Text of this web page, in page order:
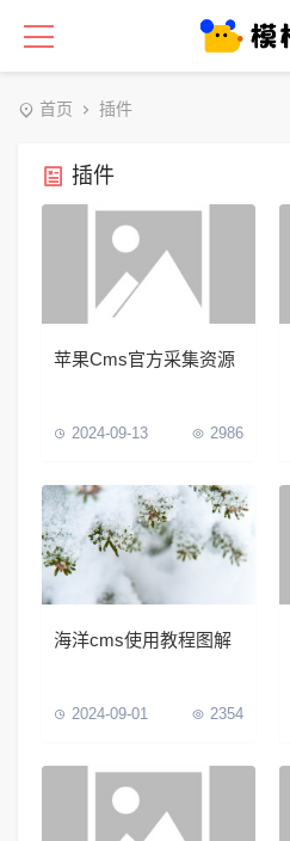
首页 插件
插件
苹果Cms官方采集资源
2024-09-13 2986
海洋cms使用教程图解
2024-09-01 2354